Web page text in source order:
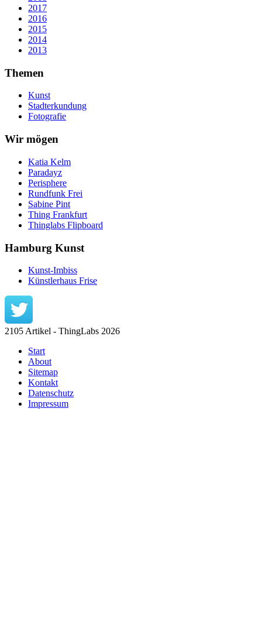
2017
2016
2015
2014
2013
Themen
Kunst
Stadterkundung
Fotografie
Wir mögen
Katia Kelm
Paradayz
Perisphere
Rundfunk Frei
Sabine Pint
Thing Frankfurt
Thinglabs Flipboard
Hamburg Kunst
Kunst-Imbiss
Künstlerhaus Frise
2105 Artikel - ThingLabs 2026
Start
About
Sitemap
Kontakt
Datenschutz
Impressum